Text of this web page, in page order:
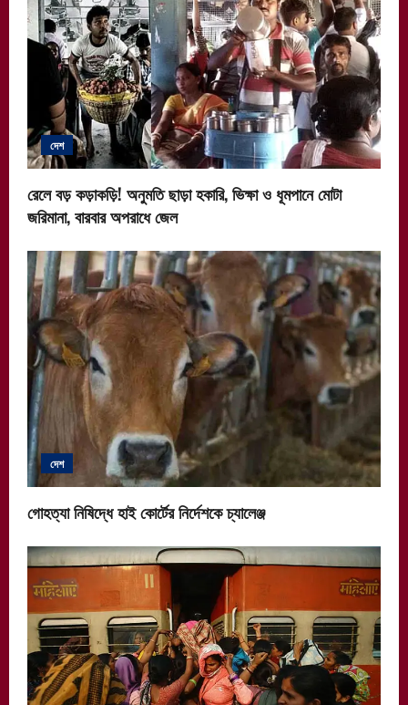
i
g
t
i
o
n
দেশ
রেলে বড় কড়াকড়ি! অনুমতি ছাড়া হকারি, ভিক্ষা ও ধূমপানে মোটা
জরিমানা, বারবার অপরাধে জেল
দেশ
গোহত্যা নিষিদ্ধে হাই কোর্টের নির্দেশকে চ্যালেঞ্জ